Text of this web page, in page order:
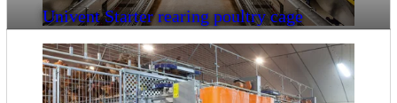
Univent Starter rearing poultry cage